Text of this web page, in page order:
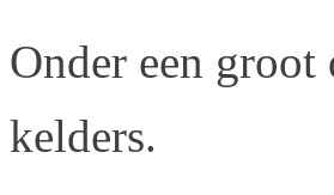
Onder een
kelders.